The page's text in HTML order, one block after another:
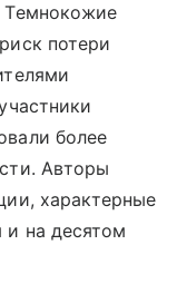
Темнокожие
потери
более
Авторы
характерные
на десятом